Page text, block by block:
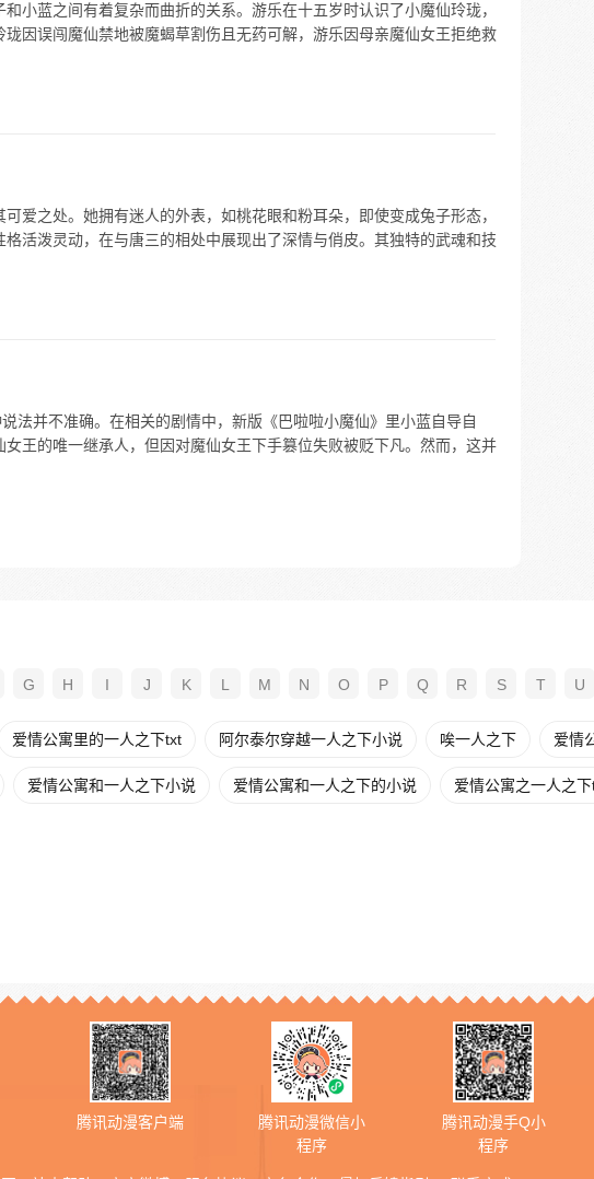
小蓝之间有着复杂而曲折的关系。游乐在十五岁时认识了小魔仙玲珑，
因误闯魔仙禁地被魔蝎草割伤且无药可解，游乐因母亲魔仙女王拒绝救
爱之处。她拥有迷人的外表，如桃花眼和粉耳朵，即使变成兔子形态，
活泼灵动，在与唐三的相处中展现出了深情与俏皮。其独特的武魂和技
法并不准确。在相关的剧情中，新版《巴啦啦小魔仙》里小蓝自导自
王的唯一继承人，但因对魔仙女王下手篡位失败被贬下凡。然而，这并
G H I J K L M N O P Q R S T U
爱情公寓里的一人之下txt 阿尔泰尔穿越一人之下小说 唉一人之下 爱情
爱情公寓和一人之下小说 爱情公寓和一人之下的小说 爱情公寓之一人之
腾讯动漫客户端
腾讯动漫微信小
程序
腾讯动漫手Q小
程序